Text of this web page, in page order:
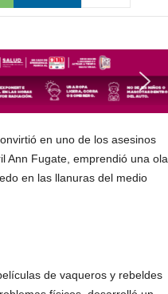
en uno de los asesinos
Ann Fugate, emprendió una ola
en las llanuras del medio
de vaqueros y rebeldes